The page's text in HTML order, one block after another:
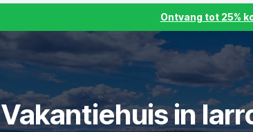
Ontvang tot 25%
Vakantiehuis in